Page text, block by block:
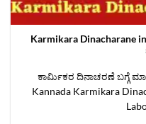
Karmikara Dinacharane
ಕಾರ್ಮಿಕರ ದಿನಾಚರಣೆ ಬಗ್ಗೆ
Kannada Karmikara